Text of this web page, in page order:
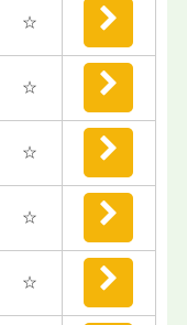
☆
☆
☆
☆
☆